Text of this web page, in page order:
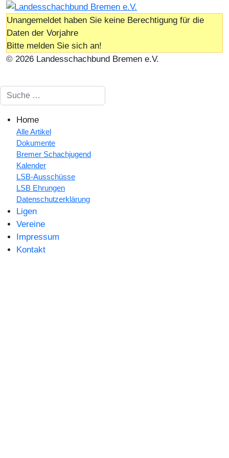
Unangemeldet haben Sie keine Berechtigung für die
Daten der Vorjahre
Bitte melden Sie sich an!
© 2026 Landesschachbund Bremen e.V.
Suchen
Home
Alle Artikel
Dokumente
Bremer Schachjugend
Kalender
LSB-Ausschüsse
LSB Ehrungen
Datenschutzerklärung
Ligen
Vereine
Impressum
Kontakt